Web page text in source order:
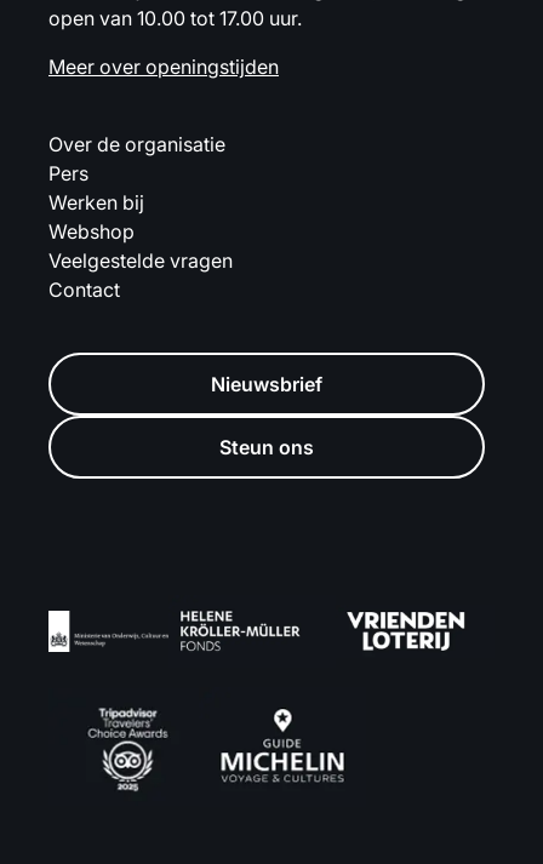
open van 10.00 tot 17.00 uur.
Meer over openingstijden
Over de organisatie
Pers
Werken bij
Webshop
Veelgestelde vragen
Contact
Nieuwsbrief
Steun ons